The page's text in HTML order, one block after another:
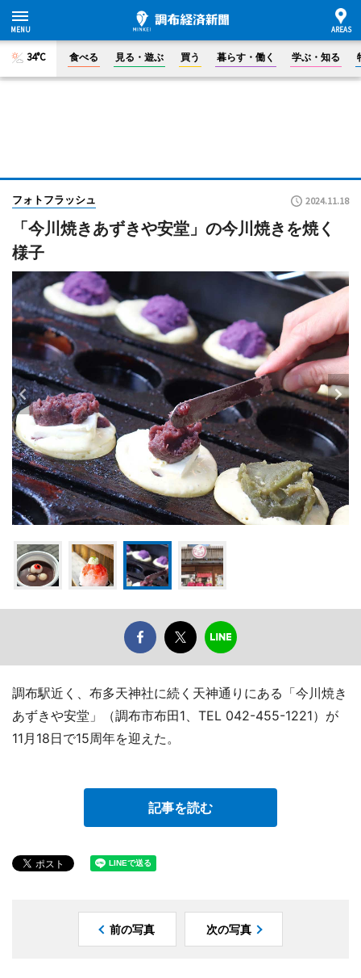
34°C 食べる 見る・遊ぶ 買う 暮らす・働く 学ぶ・知る
フォトフラッシュ 2024.11.18
「今川焼きあずきや安堂」の今川焼きを焼く
様子
調布駅近く、布多天神社に続く天神通りにある「今川焼き
あずきや安堂」（調布市布田1、TEL 042-455-1221）が
11月18日で15周年を迎えた。
記事を読む
前の写真 次の写真